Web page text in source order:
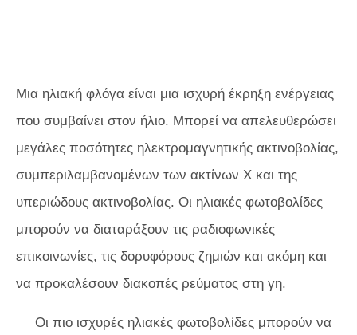
Μια ηλιακή φλόγα είναι μια ισχυρή έκρηξη ενέργειας
που συμβαίνει στον ήλιο. Μπορεί να απελευθερώσει
μεγάλες ποσότητες ηλεκτρομαγνητικής ακτινοβολίας,
συμπεριλαμβανομένων των ακτίνων Χ και της
υπεριώδους ακτινοβολίας. Οι ηλιακές φωτοβολίδες
μπορούν να διαταράξουν τις ραδιοφωνικές
επικοινωνίες, τις δορυφόρους ζημιών και ακόμη και
να προκαλέσουν διακοπές ρεύματος στη γη.
Οι πιο ισχυρές ηλιακές φωτοβολίδες μπορούν να